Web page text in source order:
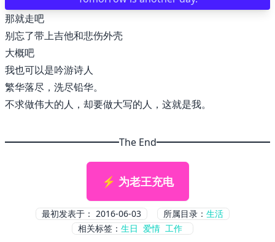
那就走吧
别忘了带上吉他和悲伤外壳
大概吧
我也可以是吟游诗人
繁华落尽，洗尽铅华。
不求做伟大的人，却要做大写的人，这就是我。
The End
⚡ 为老王充电
最初发表于： 2016-06-03 所属目录： 生活
相关标签： 生日 爱情 工作